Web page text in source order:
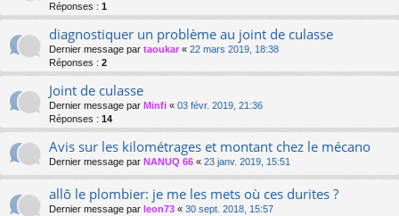
Réponses : 1
diagnostiquer un problème au joint de culasse
Dernier message par taoukar « 22 mars 2019, 18:38
Réponses : 2
Joint de culasse
Dernier message par Minfi « 03 févr. 2019, 21:36
Réponses : 14
Avis sur les kilométrages et montant chez le mécano
Dernier message par NANUQ 66 « 23 janv. 2019, 15:51
allô le plombier: je me les mets où ces durites ?
Dernier message par leon73 « 30 sept. 2018, 15:57